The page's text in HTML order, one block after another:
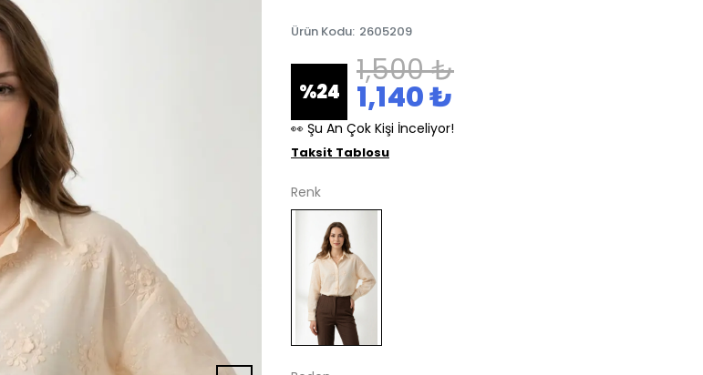
Ürün Kodu: 2605209
%24
1,500 ₺
1,140 ₺
👀 Şu An Çok Kişi İnceliyor!
Taksit Tablosu
Renk